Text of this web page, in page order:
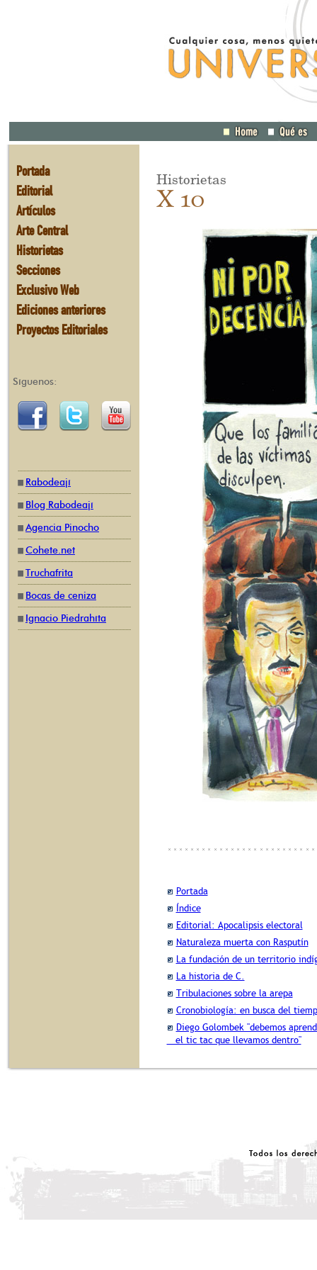
Portada
Editorial
Artículos
Arte Central
Historietas
Secciones
Exclusivo Web
Ediciones anteriores
Proyectos Editoriales
Síguenos:
Rabodeají
Blog Rabodeají
Agencia Pinocho
Cohete.net
Truchafrita
Bocas de ceniza
Ignacio Piedrahíta
Historietas
X 10
Portada
Índice
Editorial: Apocalipsis electoral
Naturaleza muerta con Rasputín
La fundación de un territorio
La historia de C.
Tribulaciones sobre la arepa
Cronobiología: en busca del
Diego Golombek "debemos
el tic tac que llevamos dentro"